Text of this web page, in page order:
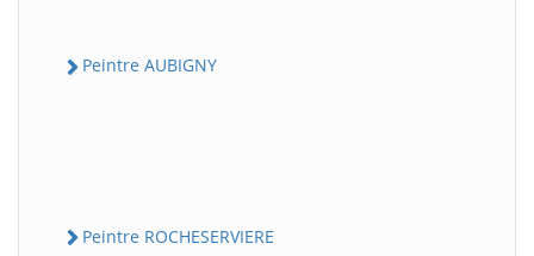
Peintre AUBIGNY
Peintre ROCHESERVIERE